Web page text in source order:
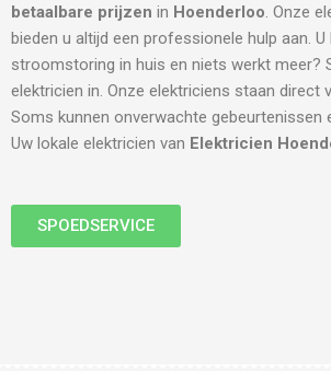
betaalbare prijzen in Hoenderloo. Onze
bieden u altijd een professionele hulp aan.
stroomstoring in huis en niets werkt meer?
elektricien in. Onze elektriciens staan direct
Soms kunnen onverwachte
Uw lokale elektricien van Elektricien
SPOEDSERVICE